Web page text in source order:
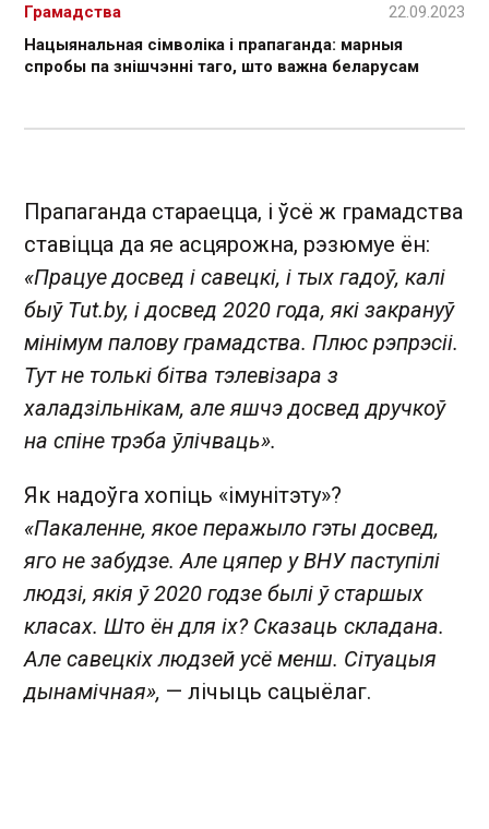
Нацыянальная сімволіка і прапаганда: марныя
спробы па знішчэнні таго, што важна беларусам
Грамадства 22.09.2023
Прапаганда стараецца, і ўсё ж грамадства
ставіцца да яе асцярожна, рэзюмуе ён:
«Працуе досвед і савецкі, і тых гадоў, калі
быў Tut.by, і досвед 2020 года, які закрануў
мінімум палову грамадства. Плюс рэпрэсіі.
Тут не толькі бітва тэлевізара з
халадзільнікам, але яшчэ досвед дручкоў
на спіне трэба ўлічваць».
Як надоўга хопіць «імунітэту»?
«Пакаленне, якое перажыло гэты досвед,
яго не забудзе. Але цяпер у ВНУ паступілі
людзі, якія ў 2020 годзе былі ў старшых
класах. Што ён для іх? Сказаць складана.
Але савецкіх людзей усё менш. Сітуацыя
дынамічная», — лічыць сацыёлаг.